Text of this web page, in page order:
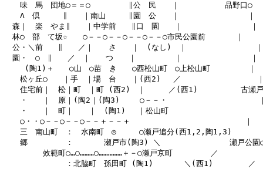
味　馬　団地○＝＝○　　　　　∥公　民　　｜　　　　　　品野口○
Λ　倶　　　∥　　｜南山　　　∥園　公　　｜　　　　　　　　　｜
森｜　楽　やま∥　　｜中学前　　∥口　園　　｜　　　　　　　　　｜
林○　部　て坂☆　　○－－○－－○－－○－－○市民公園前　　　　｜
公・＼前　　∥　　／｜　　さ　　｜　(なし)　｜　　　　　　　　　｜
園・　○　∥　　／　｜　　つ　　｜　　　　　｜　　　　　　　　　｜
(陶1)＋　　○山　○苗　き　　○西松山町　○上松山町　　　　　｜
松ヶ丘○　　｜手　｜場　台　　｜(西2) 　／　　　　　　　　　　
住宅前｜　松｜町　｜町 (西2)　｜　　　／(西1) 　　　　　古瀬
・　　｜　原｜(陶2｜(陶3) 　　○－－・　　　　　　　　　　　　
・　　｜　町｜　　｜　(陶1)　 ｜松山町　　　　　　　　　　　　
○・・○－－○－－○－－＋－－＋　　　　　　　　　　　　　　　｜
三　南山町　：　水南町　◎　　　○瀬戸追分(西1,2,陶1,3) 　　　
郷　　　　　：　　　　瀬戸市(陶3) ＼　　　　　　　　　瀬戸公園
效範町○…○………○……………＋－○瀬戸京町　　　　　／
：北脇町　孫田町 (陶1)　　　　＼(西1) 　　　　／